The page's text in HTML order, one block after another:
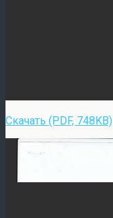
Скачать (PDF, 748KB)